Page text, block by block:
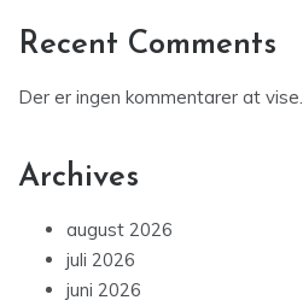
Recent Comments
Der er ingen kommentarer at vise.
Archives
august 2026
juli 2026
juni 2026